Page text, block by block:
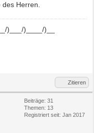
Herren.
)___/)____/)__
Zitieren
Beiträge: 31
Themen: 13
Registriert seit: Jan 2017